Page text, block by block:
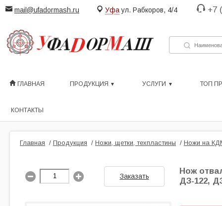
mail@ufadormash.ru Уфа ул. Рабкоров, 4/4 +7
ГЛАВНАЯ ПРОДУКЦИЯ УСЛУГИ ТОП
КОНТАКТЫ
Главная / Продукция / Ножи, щетки, техпластины / Ножи на
Заказать
Нож
ДЗ-122,